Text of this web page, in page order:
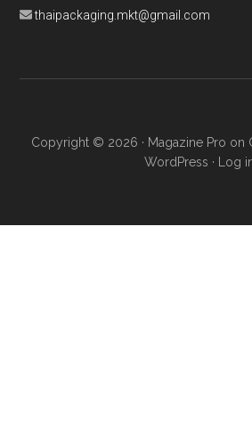
thaipackaging.mkt@gmail.com
Copyright © 2026 · Magazine Pro on
WordPress · Log